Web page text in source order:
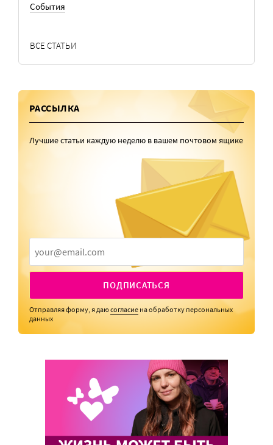
События
ВСЕ СТАТЬИ
РАССЫЛКА
Лучшие статьи каждую неделю в вашем почтовом ящике
ПОДПИСАТЬСЯ
Отправляя форму, я даюсогласие на обработку персональных
данных